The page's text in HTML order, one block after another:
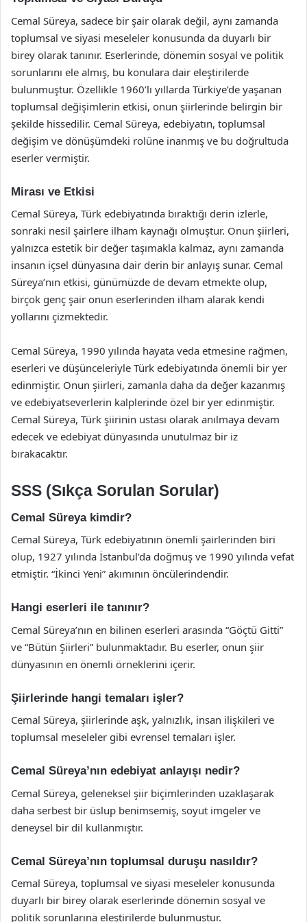
Cemal Süreya, sadece bir şair olarak değil, aynı zamanda
toplumsal ve siyasi meseleler konusunda da duyarlı bir
birey olarak tanınır. Eserlerinde, dönemin sosyal ve politik
sorunlarını ele almış, bu konulara dair eleştirilerde
bulunmuştur. Özellikle 1960’lı yıllarda Türkiye’de yaşanan
toplumsal değişimlerin etkisi, onun şiirlerinde belirgin bir
şekilde hissedilir. Cemal Süreya, edebiyatın, toplumsal
değişim ve dönüşümdeki rolüne inanmış ve bu doğrultuda
eserler vermiştir.
Mirası ve Etkisi
Cemal Süreya, Türk edebiyatında bıraktığı derin izlerle,
sonraki nesil şairlere ilham kaynağı olmuştur. Onun şiirleri,
yalnızca estetik bir değer taşımakla kalmaz, aynı zamanda
insanın içsel dünyasına dair derin bir anlayış sunar. Cemal
Süreya’nın etkisi, günümüzde de devam etmekte olup,
birçok genç şair onun eserlerinden ilham alarak kendi
yollarını çizmektedir.
Cemal Süreya, 1990 yılında hayata veda etmesine rağmen,
eserleri ve düşünceleriyle Türk edebiyatında önemli bir yer
edinmiştir. Onun şiirleri, zamanla daha da değer kazanmış
ve edebiyatseverlerin kalplerinde özel bir yer edinmiştir.
Cemal Süreya, Türk şiirinin ustası olarak anılmaya devam
edecek ve edebiyat dünyasında unutulmaz bir iz
bırakacaktır.
SSS (Sıkça Sorulan Sorular)
Cemal Süreya kimdir?
Cemal Süreya, Türk edebiyatının önemli şairlerinden biri
olup, 1927 yılında İstanbul’da doğmuş ve 1990 yılında vefat
etmiştir. “İkinci Yeni” akımının öncülerindendir.
Hangi eserleri ile tanınır?
Cemal Süreya’nın en bilinen eserleri arasında “Göçtü Gitti”
ve “Bütün Şiirleri” bulunmaktadır. Bu eserler, onun şiir
dünyasının en önemli örneklerini içerir.
Şiirlerinde hangi temaları işler?
Cemal Süreya, şiirlerinde aşk, yalnızlık, insan ilişkileri ve
toplumsal meseleler gibi evrensel temaları işler.
Cemal Süreya’nın edebiyat anlayışı nedir?
Cemal Süreya, geleneksel şiir biçimlerinden uzaklaşarak
daha serbest bir üslup benimsemiş, soyut imgeler ve
deneysel bir dil kullanmıştır.
Cemal Süreya’nın toplumsal duruşu nasıldır?
Cemal Süreya, toplumsal ve siyasi meseleler konusunda
duyarlı bir birey olarak eserlerinde dönemin sosyal ve
politik sorunlarına eleştirilerde bulunmuştur.